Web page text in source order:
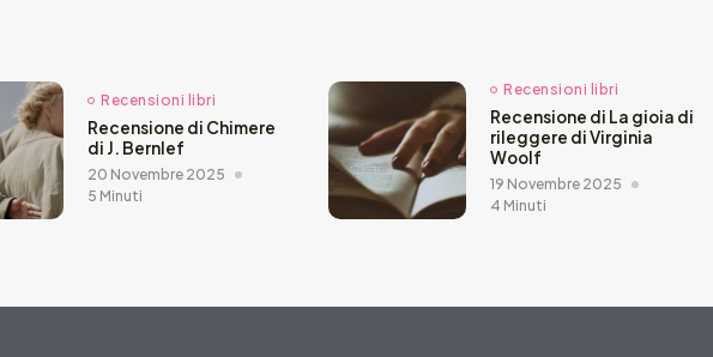
Recensioni libri
Recensione di Chimere
di J. Bernlef
20 Novembre 2025
5 Minuti
Recensioni libri
Recensione di La gioia di
rileggere di Virginia
Woolf
19 Novembre 2025
4 Minuti